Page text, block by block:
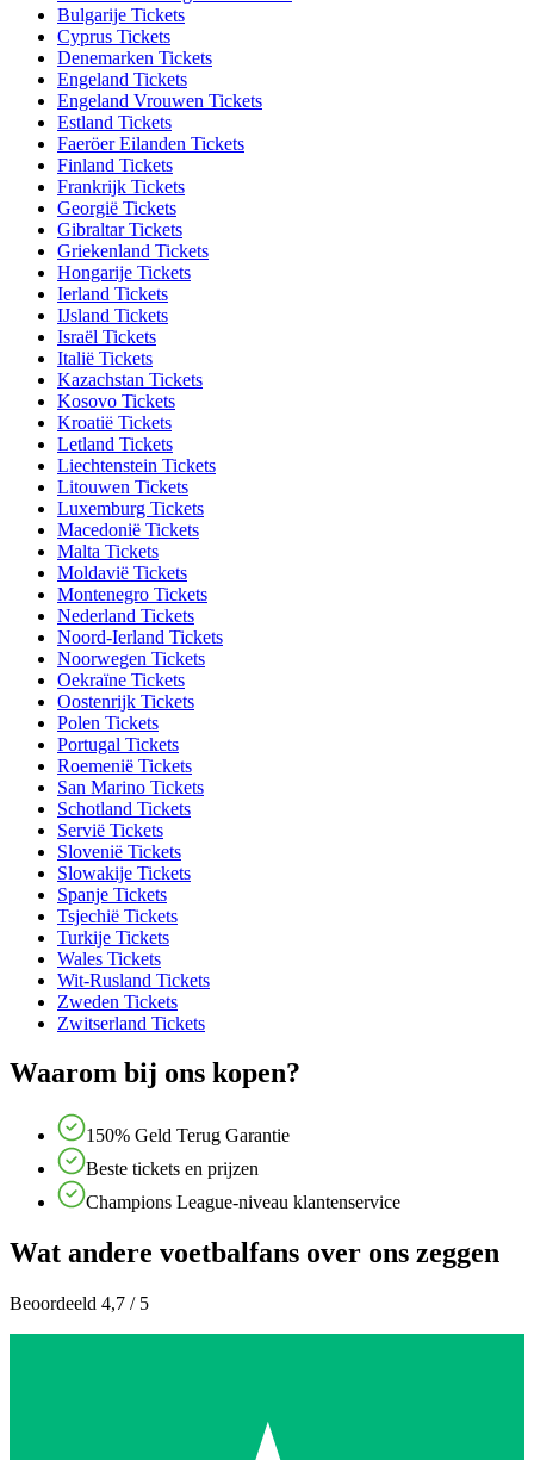
Bulgarije Tickets
Cyprus Tickets
Denemarken Tickets
Engeland Tickets
Engeland Vrouwen Tickets
Estland Tickets
Faeröer Eilanden Tickets
Finland Tickets
Frankrijk Tickets
Georgië Tickets
Gibraltar Tickets
Griekenland Tickets
Hongarije Tickets
Ierland Tickets
IJsland Tickets
Israël Tickets
Italië Tickets
Kazachstan Tickets
Kosovo Tickets
Kroatië Tickets
Letland Tickets
Liechtenstein Tickets
Litouwen Tickets
Luxemburg Tickets
Macedonië Tickets
Malta Tickets
Moldavië Tickets
Montenegro Tickets
Nederland Tickets
Noord-Ierland Tickets
Noorwegen Tickets
Oekraïne Tickets
Oostenrijk Tickets
Polen Tickets
Portugal Tickets
Roemenië Tickets
San Marino Tickets
Schotland Tickets
Servië Tickets
Slovenië Tickets
Slowakije Tickets
Spanje Tickets
Tsjechië Tickets
Turkije Tickets
Wales Tickets
Wit-Rusland Tickets
Zweden Tickets
Zwitserland Tickets
Waarom bij ons kopen?
150% Geld Terug Garantie
Beste tickets en prijzen
Champions League-niveau klantenservice
Wat andere voetbalfans over ons zeggen
Beoordeeld 4,7 / 5